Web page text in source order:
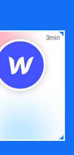
3 min